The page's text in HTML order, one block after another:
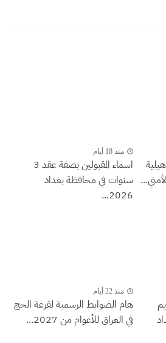
منذ 18 أيام
اسماء المقبولين بصفة عقد 3
سنوات في محافظة بغداد
2026...
منذ 22 أيام
هام الضوابط الرسمية لقرعة الحج
في العراق للأعوام من 2027...